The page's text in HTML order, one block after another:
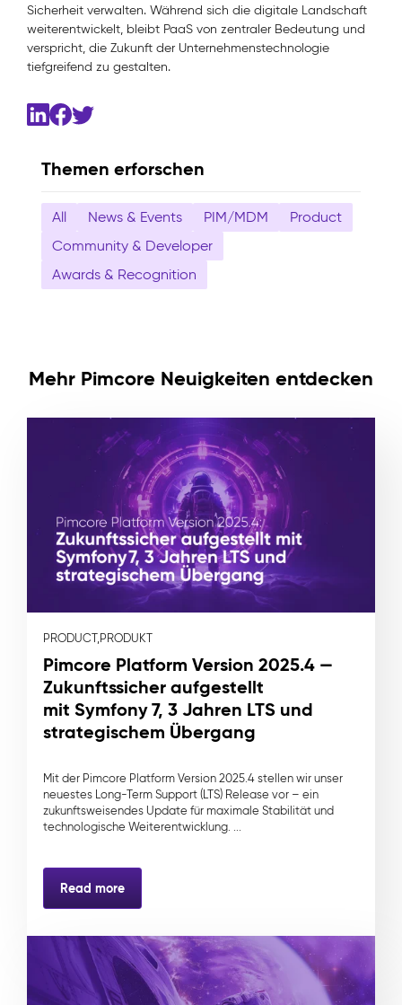
Themen erforschen
All News & Events PIM/MDM
Product
Community & Developer
Awards & Recognition
Sicherheit verwalten. Während sich die digitale Landschaft
weiterentwickelt, bleibt PaaS von zentraler Bedeutung und
verspricht, die Zukunft der Unternehmenstechnologie
tiefgreifend zu gestalten.
Mehr Pimcore Neuigkeiten entdecken
PRODUCT,PRODUKT
Pimcore Platform Version 2025.4 —
Zukunftssicher aufgestellt
mit Symfony 7, 3 Jahren LTS und
strategischem Übergang
Mit der Pimcore Platform Version 2025.4 stellen wir unser
neuestes Long-Term Support (LTS) Release vor – ein
zukunftsweisendes Update für maximale Stabilität und
technologische Weiterentwicklung. ...
Read more